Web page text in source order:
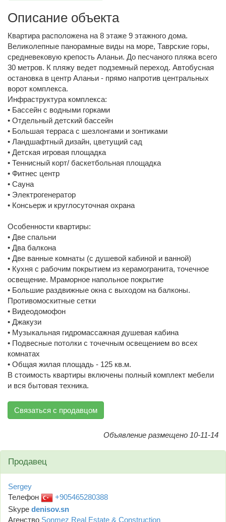
Описание объекта
Квартира расположена на 8 этаже 9 этажного дома.
Великолепные панорамные виды на море, Таврские горы,
средневековую крепость Аланьи. До песчаного пляжа всего
30 метров. К пляжу ведет подземный переход. Автобусная
остановка в центр Аланьи - прямо напротив центральных
ворот комплекса.
Инфраструктура комплекса:
• Бассейн с водными горками
• Отдельный детский бассейн
• Большая терраса с шезлонгами и зонтиками
• Ландшафтный дизайн, цветущий сад
• Детская игровая площадка
• Теннисный корт/ баскетбольная площадка
• Фитнес центр
• Сауна
• Электрогенератор
• Консьерж и круглосуточная охрана
Особенности квартиры:
• Две спальни
• Два балкона
• Две ванные комнаты (с душевой кабиной и ванной)
• Кухня с рабочим покрытием из керамогранита, точечное
освещение. Мраморное напольное покрытие
• Большие раздвижные окна с выходом на балконы.
Противомоскитные сетки
• Видеодомофон
• Джакузи
• Музыкальная гидромассажная душевая кабина
• Подвесные потолки с точечным освещением во всех
комнатах
• Общая жилая площадь - 125 кв.м.
В стоимость квартиры включены полный комплект мебели
и вся бытовая техника.
Связаться с продавцом
Объявление размещено 10-11-14
Продавец
Sergey
Телефон
+905465280388
Skype denisov.sn
Агенство Sonmez Real Estate & Construction